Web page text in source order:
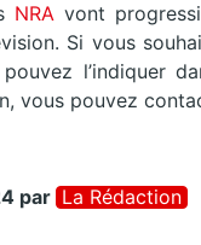
NRA vont
Si vous
l’indiquer
vous pouvez
par La Rédaction